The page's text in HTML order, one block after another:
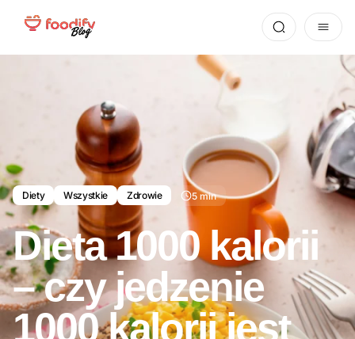
Diety Wszystkie Zdrowie 5 min
Dieta 1000 kalorii
– czy jedzenie
1000 kalorii jest